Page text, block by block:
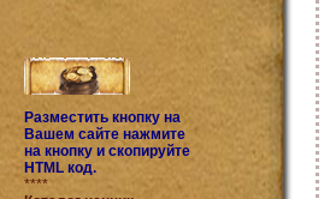
Разместить кнопку на
Вашем сайте нажмите
на кнопку и скопируйте
HTML код.
****